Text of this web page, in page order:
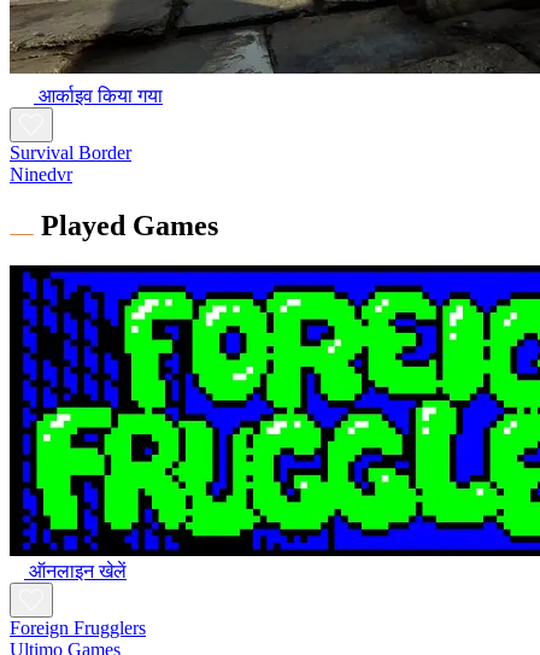
आर्काइव किया गया
Survival Border
Ninedvr
Played Games
ऑनलाइन खेलें
Foreign Frugglers
Ultimo Games